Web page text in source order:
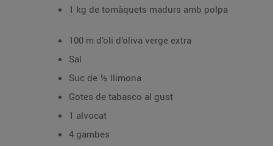
1 kg de tomàquets madurs amb polpa
100 m d’oli d’oliva verge extra
Sal
Suc de ½ llimona
Gotes de tabasco al gust
1 alvocat
4 gambes